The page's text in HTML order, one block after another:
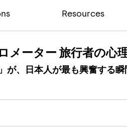
Resources
メーター 旅行者の心
が、日本人が最も興奮する瞬